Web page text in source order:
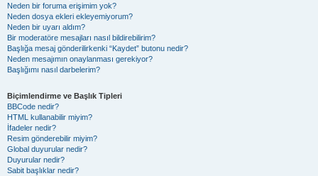
Neden bir foruma erişimim yok?
Neden dosya ekleri ekleyemiyorum?
Neden bir uyarı aldım?
Bir moderatöre mesajları nasıl bildirebilirim?
Başlığa mesaj gönderilirkenki “Kaydet” butonu nedir?
Neden mesajımın onaylanması gerekiyor?
Başlığımı nasıl darbelerim?
Biçimlendirme ve Başlık Tipleri
BBCode nedir?
HTML kullanabilir miyim?
İfadeler nedir?
Resim gönderebilir miyim?
Global duyurular nedir?
Duyurular nedir?
Sabit başlıklar nedir?